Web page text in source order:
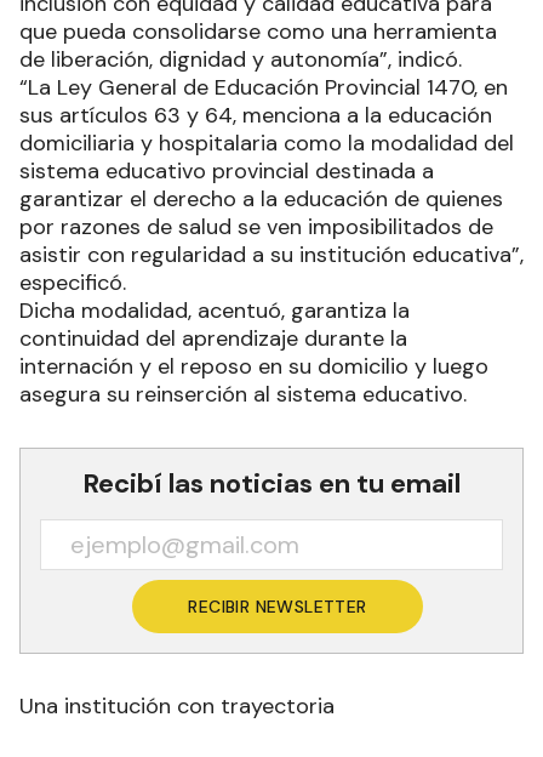
que pueda consolidarse como una herramienta
de liberación, dignidad y autonomía”, indicó.
“La Ley General de Educación Provincial 1470, en
sus artículos 63 y 64, menciona a la educación
domiciliaria y hospitalaria como la modalidad del
sistema educativo provincial destinada a
garantizar el derecho a la educación de quienes
por razones de salud se ven imposibilitados de
asistir con regularidad a su institución educativa”,
especificó.
Dicha modalidad, acentuó, garantiza la
continuidad del aprendizaje durante la
internación y el reposo en su domicilio y luego
asegura su reinserción al sistema educativo.
Recibí las noticias en tu email
RECIBIR NEWSLETTER
Una institución con trayectoria